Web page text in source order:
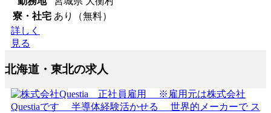
寮・社宅 あり（無料）
詳しく
見る
北海道・東北の求人